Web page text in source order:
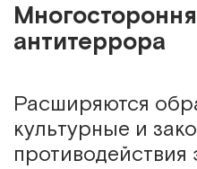
антитеррора
Расширяются
культурные и
противодействия